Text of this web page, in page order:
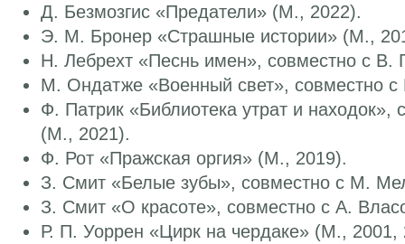
Д. Безмозгис «Предатели» (М., 2022).
Э. М. Бронер «Страшные истории» (М.,
Н. Лебрехт «Песнь имен», совместно с
М. Ондатже «Военный свет», совместно
Ф. Патрик «Библиотека утрат и
(М., 2021).
Ф. Рот «Пражская оргия» (М., 2019).
З. Смит «Белые зубы», совместно с М.
З. Смит «О красоте», совместно с А.
Р. П. Уоррен «Цирк на чердаке» (М., 2001,